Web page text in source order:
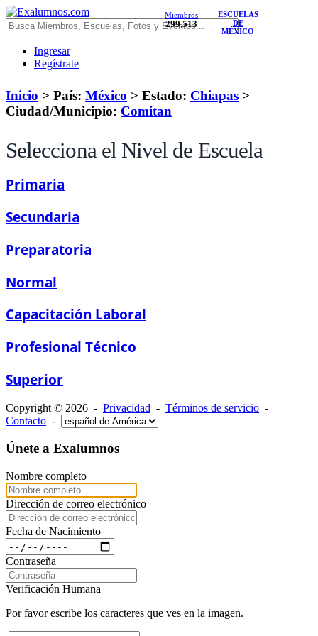
Miembros
299,513
ESCUELAS
DE
MÉXICO
Ingresar
Regístrate
Inicio > País: México > Estado: Chiapas >
Ciudad/Municipio: Comitan
Selecciona el Nivel de Escuela
Primaria
Secundaria
Preparatoria
Normal
Capacitación Laboral
Profesional Técnico
Superior
Copyright © 2026 - Privacidad - Términos de servicio -
Contacto -
Únete a Exalumnos
Nombre completo
Dirección de correo electrónico
Fecha de Nacimiento
Contraseña
Verificación Humana
Por favor escribe los caracteres que ves en la imagen.